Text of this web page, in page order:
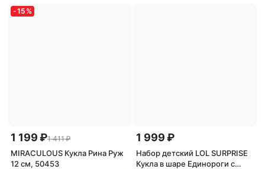
-15 %
1 199 ₽1 411 ₽
MIRACULOUS Кукла Рина Руж
12 см, 50453
1 999 ₽
Набор детский LOL SURPRISE
Кукла в шаре Единороги с